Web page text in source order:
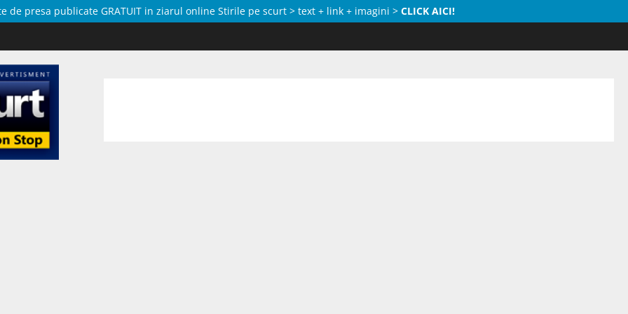
de presa publicate GRATUIT in ziarul online Stirile pe scurt > text + link + imagini > CLICK AICI!